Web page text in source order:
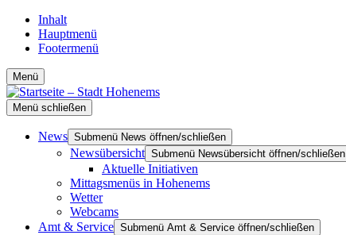
Inhalt
Hauptmenü
Footermenü
Menü
Menü schließen
News Submenü News öffnen/schließen
Newsübersicht Submenü Newsübersicht öffnen/schließen
Aktuelle Initiativen
Mittagsmenüs in Hohenems
Wetter
Webcams
Amt & Service Submenü Amt & Service öffnen/schließen